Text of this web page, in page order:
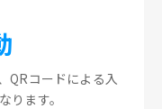
QRコードによる入
ります。